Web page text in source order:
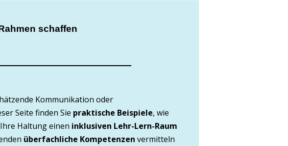
schaffen
Kommunikation oder
Seite finden Sie praktische Beispiele, wie
Haltung einen inklusiven Lehr-Lern-Raum
überfachliche Kompetenzen vermitteln